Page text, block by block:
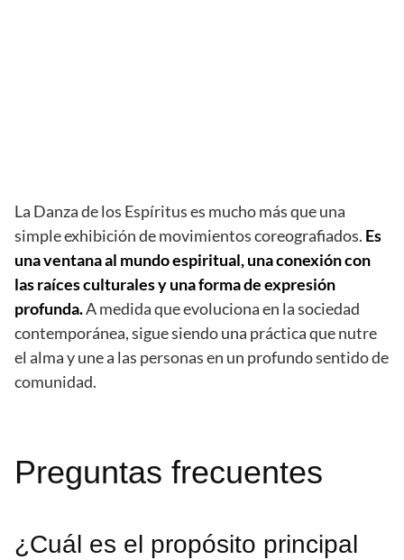
La Danza de los Espíritus es mucho más que una
simple exhibición de movimientos coreografiados. Es
una ventana al mundo espiritual, una conexión con
las raíces culturales y una forma de expresión
profunda.A medida que evoluciona en la sociedad
contemporánea, sigue siendo una práctica que nutre
el alma y une a las personas en un profundo sentido de
comunidad.
Preguntas frecuentes
¿Cuál es el propósito principal